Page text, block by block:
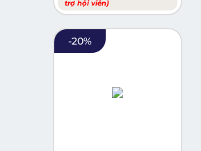
trợ hội viên)
-20%